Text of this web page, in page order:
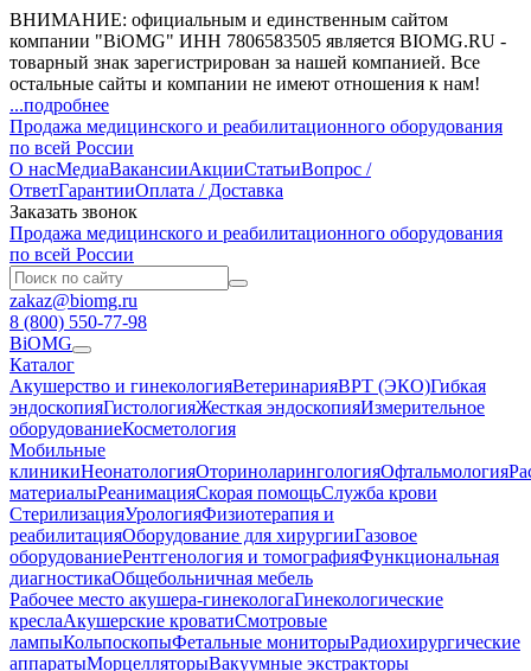
ВНИМАНИЕ: официальным и единственным сайтом
компании "BiOMG" ИНН 7806583505 является BIOMG.RU -
товарный знак зарегистрирован за нашей компанией. Все
остальные сайты и компании не имеют отношения к нам!
...подробнее
Продажа медицинского и реабилитационного оборудования
по всей России
О насМедиаВакансииАкцииСтатьиВопрос /
ОтветГарантииОплата / Доставка
Заказать звонок
Продажа медицинского и реабилитационного оборудования
по всей России
zakaz@biomg.ru
8 (800) 550-77-98
BiOMG
Каталог
Акушерство и гинекологияВетеринарияВРТ (ЭКО)Гибкая
эндоскопияГистологияЖесткая эндоскопияИзмерительное
оборудованиеКосметология
Мобильные
клиникиНеонатологияОториноларингологияОфтальмология
материалыРеанимацияСкорая помощьСлужба крови
СтерилизацияУрологияФизиотерапия и
реабилитацияОборудование для хирургииГазовое
оборудованиеРентгенология и томографияФункциональная
диагностикаОбщебольничная мебель
Рабочее место акушера-гинекологаГинекологические
креслаАкушерские кроватиСмотровые
лампыКольпоскопыФетальные мониторыРадиохирургические
аппаратыМорцелляторыВакуумные экстракторы